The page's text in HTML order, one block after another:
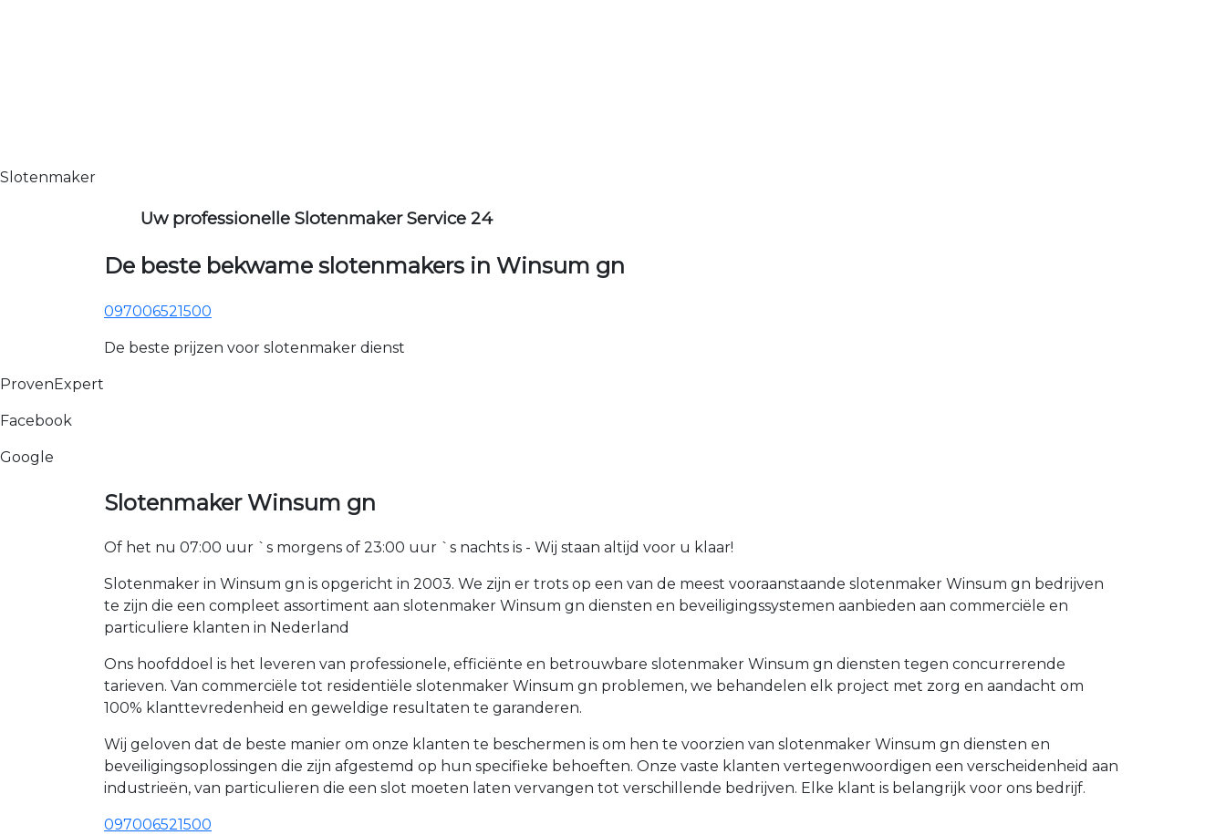
Slotenmaker
Uw professionelle Slotenmaker Service 24
De beste bekwame slotenmakers in Winsum gn
097006521500
De beste prijzen voor slotenmaker dienst
ProvenExpert
Facebook
Google
Slotenmaker Winsum gn
Of het nu 07:00 uur `s morgens of 23:00 uur `s nachts is - Wij staan altijd voor u klaar!
Slotenmaker in Winsum gn is opgericht in 2003. We zijn er trots op een van de meest vooraanstaande slotenmaker Winsum gn bedrijven
te zijn die een compleet assortiment aan slotenmaker Winsum gn diensten en beveiligingssystemen aanbieden aan commerciële en
particuliere klanten in Nederland
Ons hoofddoel is het leveren van professionele, efficiënte en betrouwbare slotenmaker Winsum gn diensten tegen concurrerende
tarieven. Van commerciële tot residentiële slotenmaker Winsum gn problemen, we behandelen elk project met zorg en aandacht om
100% klanttevredenheid en geweldige resultaten te garanderen.
Wij geloven dat de beste manier om onze klanten te beschermen is om hen te voorzien van slotenmaker Winsum gn diensten en
beveiligingsoplossingen die zijn afgestemd op hun specifieke behoeften. Onze vaste klanten vertegenwoordigen een verscheidenheid aan
industrieën, van particulieren die een slot moeten laten vervangen tot verschillende bedrijven. Elke klant is belangrijk voor ons bedrijf.
097006521500